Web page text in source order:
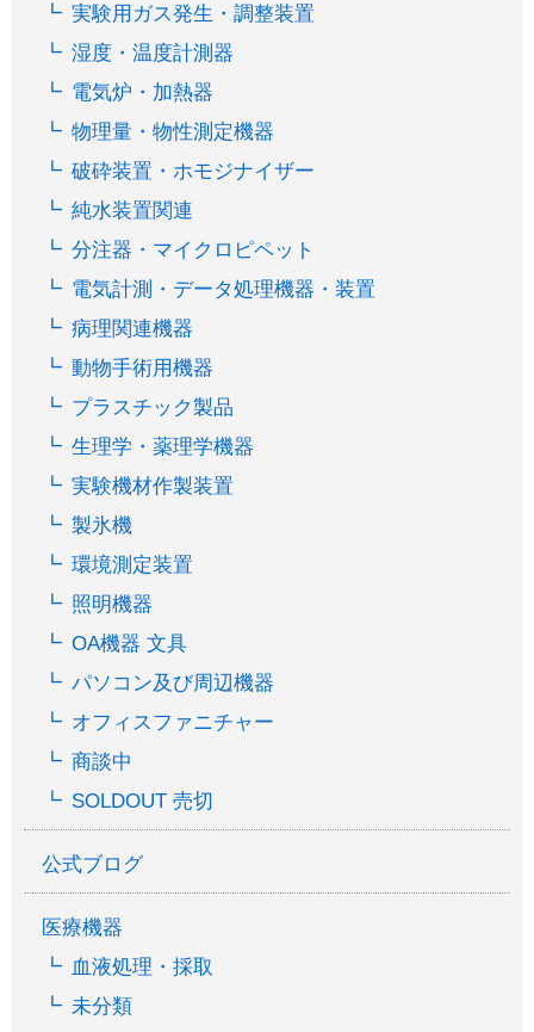
実験用ガス発生・調整装置
湿度・温度計測器
電気炉・加熱器
物理量・物性測定機器
破砕装置・ホモジナイザー
純水装置関連
分注器・マイクロピペット
電気計測・データ処理機器・装置
病理関連機器
動物手術用機器
プラスチック製品
生理学・薬理学機器
実験機材作製装置
製氷機
環境測定装置
照明機器
OA機器 文具
パソコン及び周辺機器
オフィスファニチャー
商談中
SOLDOUT 売切
公式ブログ
医療機器
血液処理・採取
未分類